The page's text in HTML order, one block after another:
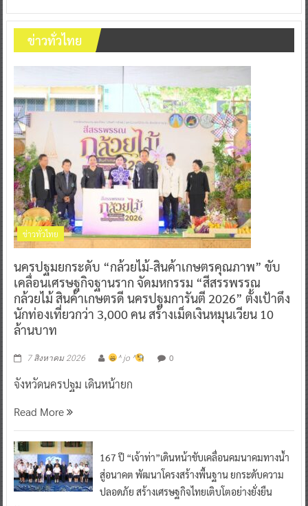
ข่าวทั่วไทย
ข่าวทั่วไทย
นครปฐมยกระดับ “กล้วยไม้-สินค้าเกษตรคุณภาพ” ขับ
เคลื่อนเศรษฐกิจฐานราก จัดมหกรรม “สีสรรพรรณ
กล้วยไม้ สินค้าเกษตรดี นครปฐมการันตี 2026” ตั้งเป้าดึง
นักท่องเที่ยวกว่า 3,000 คน สร้างเม็ดเงินหมุนเวียน 10
ล้านบาท
7 สิงหาคม 2026 ^ jo ^ 0
จังหวัดนครปฐม เดินหน้ายก
Read More
167 ปี “เจ้าท่า”เดินหน้าขับเคลื่อนคมนาคมทางน้ำ
สู่อนาคต พัฒนาโครงสร้างพื้นฐาน ยกระดับความ
ปลอดภัย สร้างเศรษฐกิจไทยเติบโตอย่างยั่งยืน